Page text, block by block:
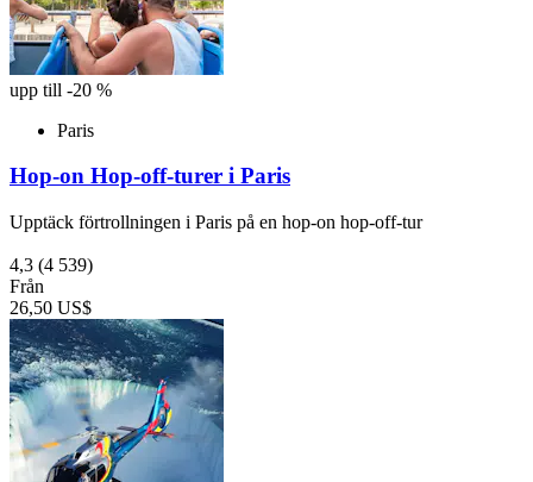
upp till -20 %
Paris
Hop-on Hop-off-turer i Paris
Upptäck förtrollningen i Paris på en hop-on hop-off-tur
4,3 (4 539)
Från
26,50 US$